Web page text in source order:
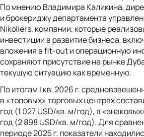
По мнению Владимира Каликина,
и брокериджу департамента
Nikoliers, компании, которые
инвестиции в развитие бизнеса,
вложения в fit-out и операционную
сохраняют присутствие на рынке
текущую ситуацию как временную.
По итогам I кв. 2026 г.
в «топовых» торговых центрах
год (1 027 USD/кв. м/год), в
год (2 898 USD/кв. м/год). Для
периоде 2025 г. показатели